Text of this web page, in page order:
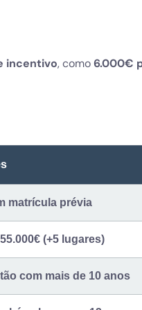
incentivo, como6.000€
matrícula prévia
(+5 lugares)
com mais de 10 anos